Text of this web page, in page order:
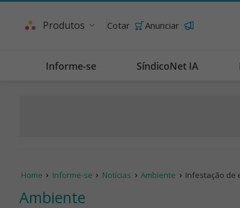
Produtos Cotar Anunciar
Informe-se SíndicoNet IA
Home Informe-se Notícias Ambiente Infestação de
Ambiente